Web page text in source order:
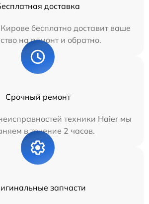
доставка
бесплатно доставит ваше
на ремонт и обратно.
Срочный ремонт
техники Haier мы
в течение 2 часов.
запчасти